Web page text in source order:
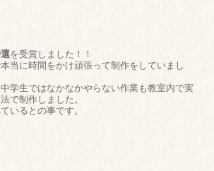
を受賞しました！！
当に時間をかけ頑張って制作をしていまし
学生ではなかなかやらない作業も教室内で実
で制作しました。
いるとの事です。